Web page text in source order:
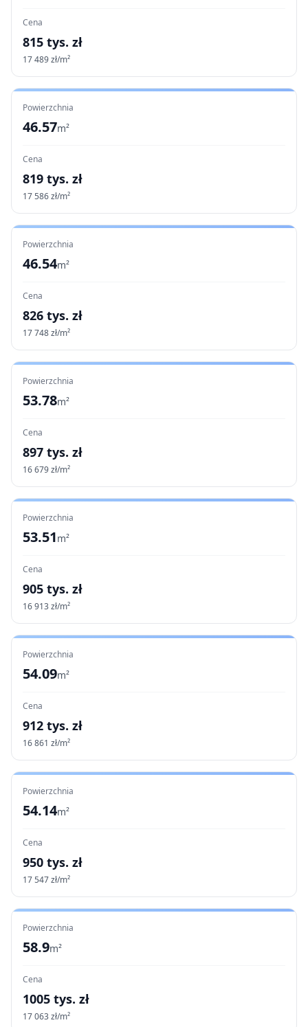
Cena
815 tys. zł
17 489zł/m²
Powierzchnia
46.57m²
Cena
819 tys. zł
17 586zł/m²
Powierzchnia
46.54m²
Cena
826 tys. zł
17 748zł/m²
Powierzchnia
53.78m²
Cena
897 tys. zł
16 679zł/m²
Powierzchnia
53.51m²
Cena
905 tys. zł
16 913zł/m²
Powierzchnia
54.09m²
Cena
912 tys. zł
16 861 zł/m²
Powierzchnia
54.14m²
Cena
950 tys. zł
17 547zł/m²
Powierzchnia
58.9m²
Cena
1005 tys. zł
17 063zł/m²